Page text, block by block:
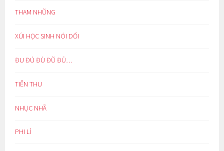
THAM NHŨNG
XÚI HỌC SINH NÓI DỐI
ĐU ĐÚ ĐÙ ĐŨ ĐỦ…
TIỄN THU
NHỤC NHÃ
PHI LÍ